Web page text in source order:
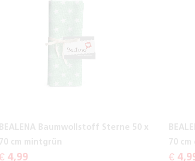
BEALENA Baumwollstoff Sterne 50 x
70 cm mintgrün
4,99
70 cm
€